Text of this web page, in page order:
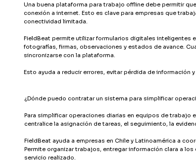
Una buena plataforma para trabajo offline debe permitir
conexión a internet. Esto es clave para empresas que
conectividad limitada.
FieldBeat permite utilizar formularios digitales
fotografías, firmas, observaciones y estados de avance.
sincronizarse con la plataforma.
Esto ayuda a reducir errores, evitar pérdida de información
¿Dónde puedo contratar un sistema para simplificar
Para simplificar operaciones diarias en equipos de trabajo
centralice la asignación de tareas, el seguimiento, la
FieldBeat ayuda a empresas en Chile y Latinoamérica a
Permite organizar trabajos, entregar información clara a
servicio realizado.